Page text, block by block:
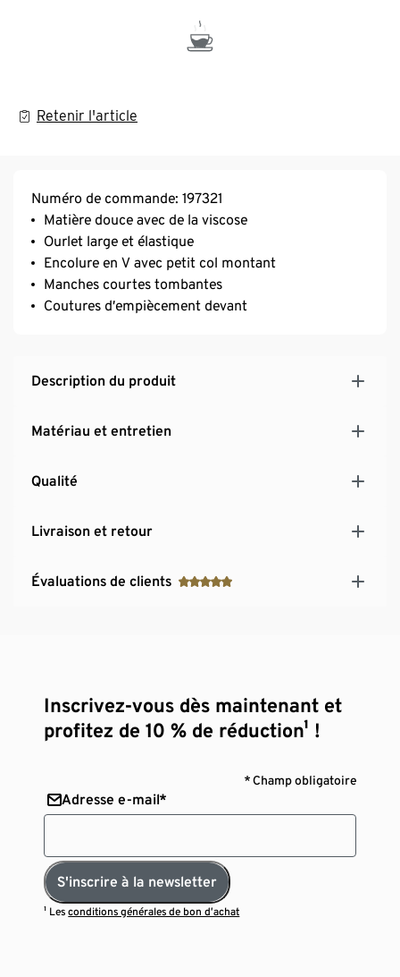
Retenir l'article
Numéro de commande: 197321
Matière douce avec de la viscose
Ourlet large et élastique
Encolure en V avec petit col montant
Manches courtes tombantes
Coutures d’empiècement devant
Description du produit
Matériau et entretien
Qualité
Livraison et retour
Évaluations de clients
Inscrivez-vous dès maintenant et
profitez de 10 % de réduction¹ !
* Champ obligatoire
Adresse e-mail*
S'inscrire à la newsletter
¹ Lesconditions générales de bon d’achat